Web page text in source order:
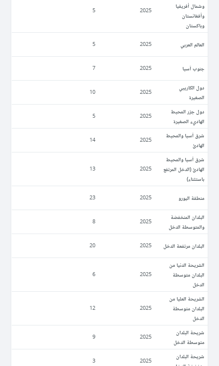
وشمال أفريقيا
وأفغانستان
وباكستان
2025
5
العالم العربي 2025
5
جنوب آسيا 2025
7
دول الكاريبي
الصغيرة
2025
10
دول جزر المحيط
الهاديء الصغيرة
2025
5
شرق آسيا والمحيط
الهادئ
2025
14
شرق آسيا والمحيط
الهادئ (الدخل المرتفع
باستثناء)
2025
13
منطقة اليورو 2025
23
البلدان المنخفضة
والمتوسطة الدخل
2025
8
البلدان مرتفعة الدخل 2025
20
الشريحة الدنيا من
البلدان متوسطة
الدخل
2025
6
الشريحة العليا من
البلدان متوسطة
الدخل
2025
12
شريحة البلدان
متوسطة الدخل
2025
9
شريحة البلدان
2025
3